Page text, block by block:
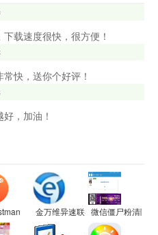
载速度很快，很方便！
快，送你个好评！
，加油！
金万维异速联客户端微信僵尸粉清除器